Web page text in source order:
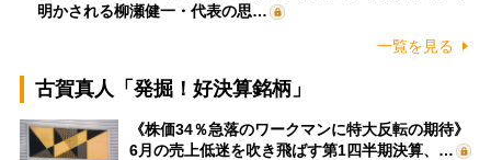
明かされる柳瀬健一・代表の思…
一覧を見る
古賀真人「発掘！好決算銘柄」
《株価34％急落のワークマンに特大反転の期待》
6月の売上低迷を吹き飛ばす第1四半期決算、…